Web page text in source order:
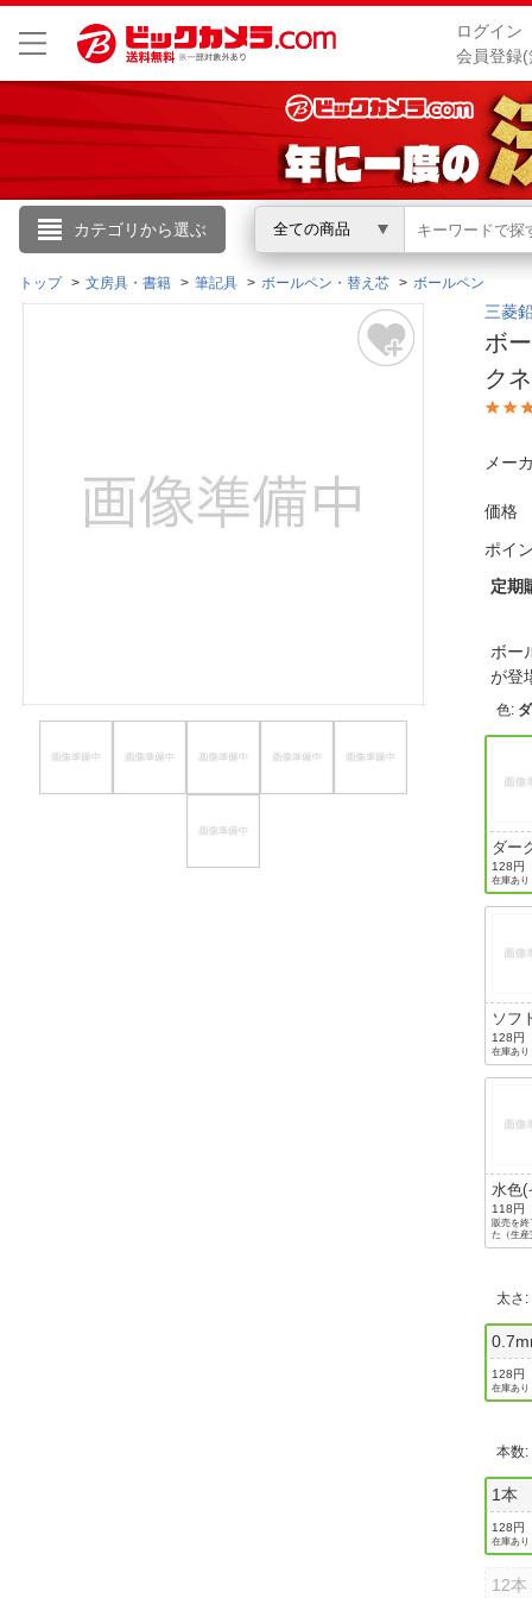
ログイン
会員登録(
カテゴリから選ぶ 全ての商品
こんにちは
ログイン
閲覧履歴
トップ 文房具・書籍 筆記具 ボールペン・替え芯 ボールペン
三菱
ボ
ク
メー
価格
ポイ
定期
ボー
が
色:
ダー
ビー(
ク色
128円
在庫あり
ソフ
プル(
ク色
128円
在庫あり
水色(
ク色
118円
販売を終
た（生産
太さ :
128円
在庫あり
本数:
1本
128円
在庫あり
12本